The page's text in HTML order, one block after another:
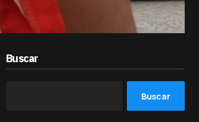
Buscar
Buscar